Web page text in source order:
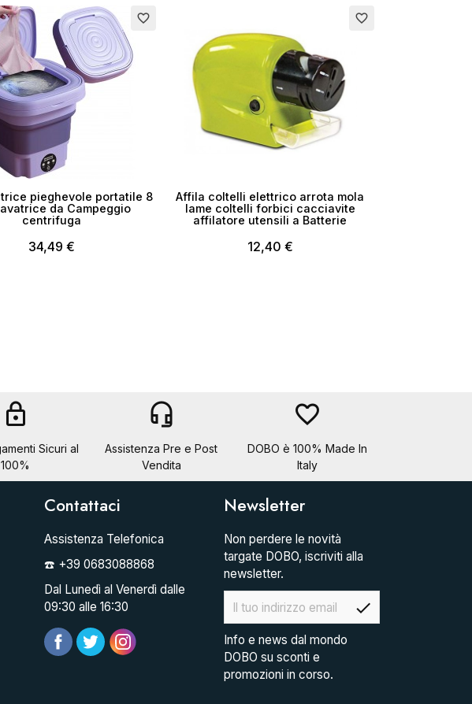
favorite_border
pieghevole portatile 8
da Campeggio
centrifuga
34,49 €
favorite_border
Affila coltelli elettrico arrota mola
lame coltelli forbici cacciavite
affilatore utensili a Batterie
12,40 €
lock
Sicuri al
100%
headset_mic
Assistenza Pre e Post
Vendita
favorite_border
DOBO è 100% Made In
Italy
Contattaci
Assistenza Telefonica
☎️ +39 0683088868
Dal Lunedì al Venerdì dalle
09:30 alle 16:30
Newsletter
Non perdere le novità
targate DOBO, iscriviti alla
newsletter.
check
Info e news dal mondo
DOBO su sconti e
promozioni in corso.